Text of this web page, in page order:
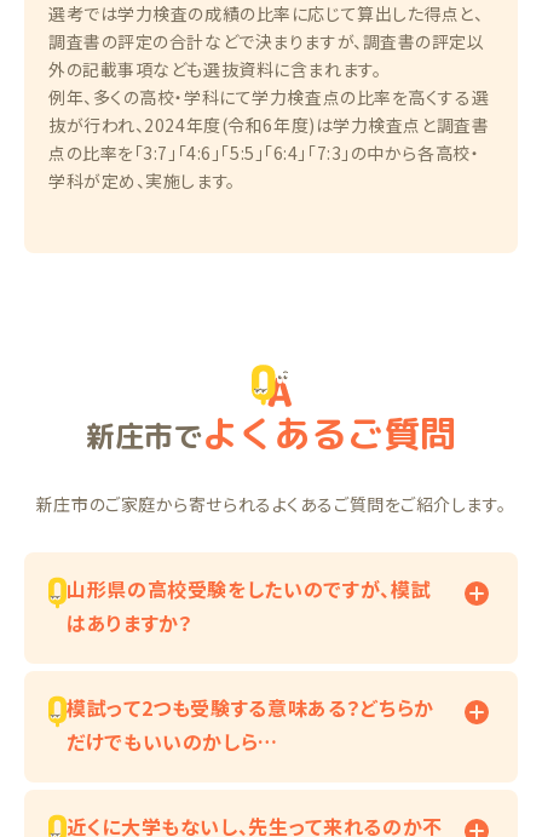
選考では学力検査の成績の比率に応じて算出した得点と、
調査書の評定の合計などで決まりますが、調査書の評定以
外の記載事項なども選抜資料に含まれます。
例年、多くの高校・学科にて学力検査点の比率を高くする選
抜が行われ、2024年度(令和6年度)は学力検査点と調査書
点の比率を「3:7」「4:6」「5:5」「6:4」「7:3」の中から各高校・
学科が定め、実施します。
新庄市でよくあるご質問
新庄市のご家庭から寄せられるよくあるご質問をご紹介します。
山形県の高校受験をしたいのですが、模試
はありますか？
模試って2つも受験する意味ある？どちらか
だけでもいいのかしら…
近くに大学もないし、先生って来れるのか不